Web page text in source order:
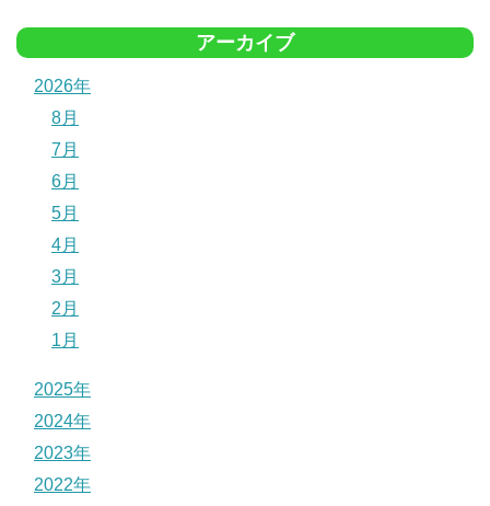
アーカイブ
2026年
8月
7月
6月
5月
4月
3月
2月
1月
2025年
2024年
2023年
2022年